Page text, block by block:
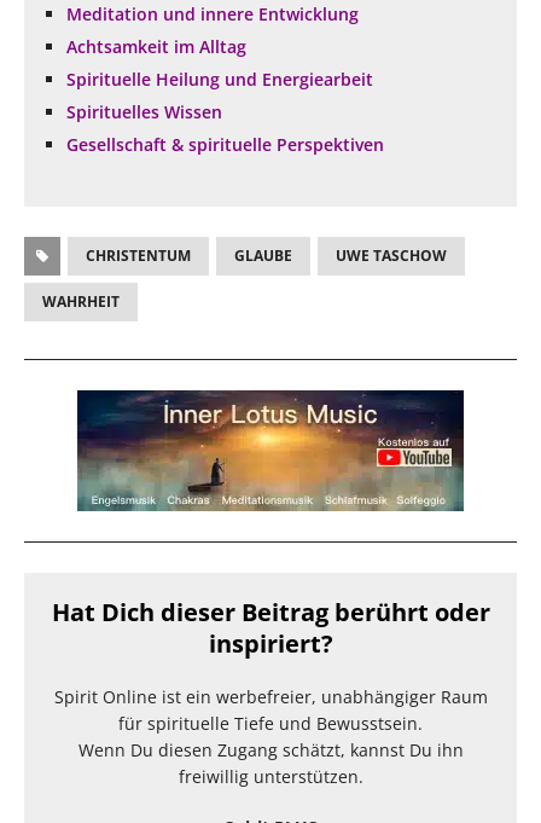
Meditation und innere Entwicklung
Achtsamkeit im Alltag
Spirituelle Heilung und Energiearbeit
Spirituelles Wissen
Gesellschaft & spirituelle Perspektiven
CHRISTENTUM GLAUBE UWE TASCHOW
WAHRHEIT
Hat Dich dieser Beitrag berührt oder
inspiriert?
Spirit Online ist ein werbefreier, unabhängiger Raum
für spirituelle Tiefe und Bewusstsein.
Wenn Du diesen Zugang schätzt, kannst Du ihn
freiwillig unterstützen.